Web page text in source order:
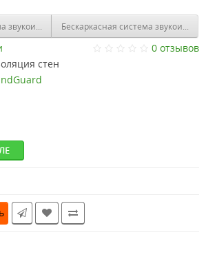
звукоизоляции стены "ОПТИМА"
Бескаркасная система
0 отзывов
стен